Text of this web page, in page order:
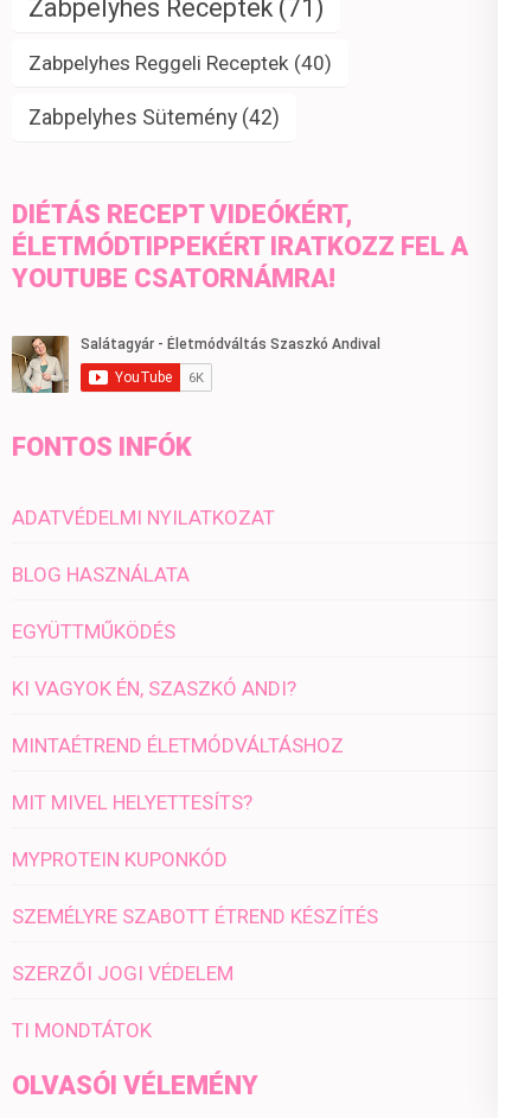
Zabpelyhes Receptek (71)
Zabpelyhes Reggeli Receptek (40)
Zabpelyhes Sütemény (42)
DIÉTÁS RECEPT VIDEÓKÉRT,
ÉLETMÓDTIPPEKÉRT IRATKOZZ FEL A
YOUTUBE CSATORNÁMRA!
FONTOS INFÓK
ADATVÉDELMI NYILATKOZAT
BLOG HASZNÁLATA
EGYÜTTMŰKÖDÉS
KI VAGYOK ÉN, SZASZKÓ ANDI?
MINTAÉTREND ÉLETMÓDVÁLTÁSHOZ
MIT MIVEL HELYETTESÍTS?
MYPROTEIN KUPONKÓD
SZEMÉLYRE SZABOTT ÉTREND KÉSZÍTÉS
SZERZŐI JOGI VÉDELEM
TI MONDTÁTOK
OLVASÓI VÉLEMÉNY